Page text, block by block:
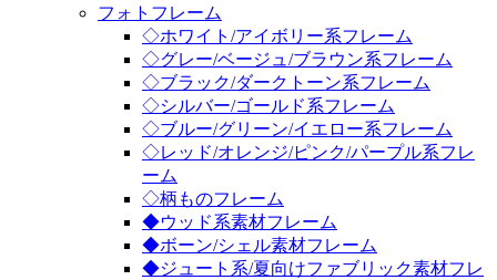
フォトフレーム
◇ホワイト/アイボリー系フレーム
◇グレー/ベージュ/ブラウン系フレーム
◇ブラック/ダークトーン系フレーム
◇シルバー/ゴールド系フレーム
◇ブルー/グリーン/イエロー系フレーム
◇レッド/オレンジ/ピンク/パープル系フレ
ーム
◇柄ものフレーム
◆ウッド系素材フレーム
◆ボーン/シェル素材フレーム
◆ジュート系/夏向けファブリック素材フレ